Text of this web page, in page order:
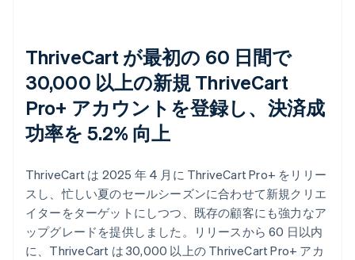
ThriveCart が最初の 60 日間で
30,000 以上の新規 ThriveCart
Pro+ アカウントを登録し、決済成
功率を 5.2% 向上
ThriveCart は 2025 年 4 月に ThriveCart Pro+ をリリー
スし、忙しい夏のセールシーズンに合わせて新規クリエ
イターをターゲットにしつつ、既存の顧客にも強力なア
ップグレードを提供しました。リリースから 60 日以内
に、ThriveCart は 30,000 以上の ThriveCart Pro+ アカ